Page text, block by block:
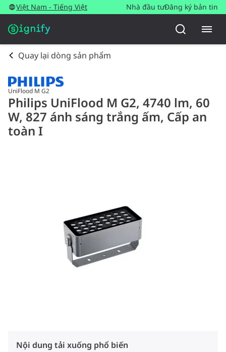
Việt Nam - Tiếng Việt Nhà đầu tưĐăng ký bản tin
Quay lại dòng sản phẩm
UniFlood M G2
Philips UniFlood M G2, 4740 lm, 60
W, 827 ánh sáng trắng ấm, Cấp an
toàn I
Nội dung tải xuống phổ biến